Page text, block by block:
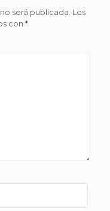
será publicada. Los
con *